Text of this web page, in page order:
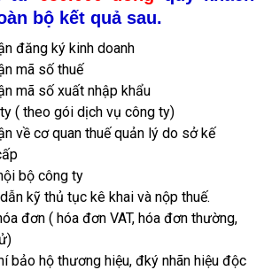
bộ kết quả sau.
đăng ký kinh doanh
mã số thuế
mã số xuất nhập khẩu
( theo gói dịch vụ công ty)
về cơ quan thuế quản lý do sở kế
bộ công ty
kỹ thủ tục kê khai và nộp thuế.
đơn ( hóa đơn VAT, hóa đơn thường,
bảo hộ thương hiệu, đký nhãn hiệu độc